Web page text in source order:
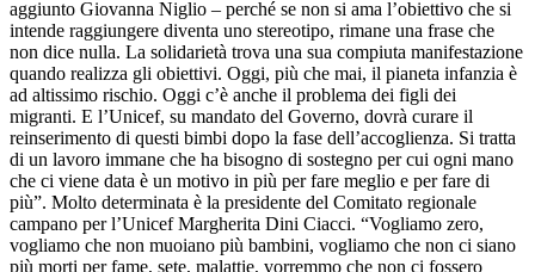
aggiunto Giovanna Niglio – perché se non si ama l’obiettivo che si
intende raggiungere diventa uno stereotipo, rimane una frase che
non dice nulla. La solidarietà trova una sua compiuta manifestazione
quando realizza gli obiettivi. Oggi, più che mai, il pianeta infanzia è
ad altissimo rischio. Oggi c’è anche il problema dei figli dei
migranti. E l’Unicef, su mandato del Governo, dovrà curare il
reinserimento di questi bimbi dopo la fase dell’accoglienza. Si tratta
di un lavoro immane che ha bisogno di sostegno per cui ogni mano
che ci viene data è un motivo in più per fare meglio e per fare di
più”. Molto determinata è la presidente del Comitato regionale
campano per l’Unicef Margherita Dini Ciacci. “Vogliamo zero,
vogliamo che non muoiano più bambini, vogliamo che non ci siano
più morti per fame, sete, malattie, vorremmo che non ci fossero